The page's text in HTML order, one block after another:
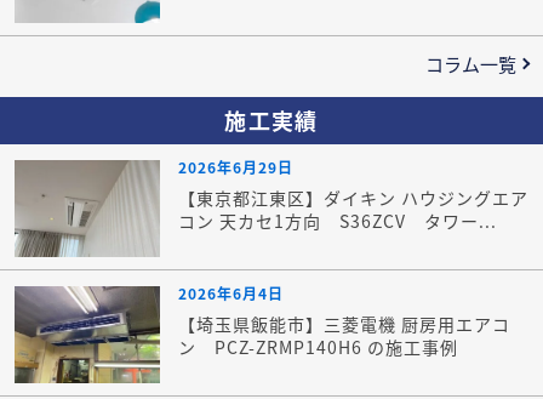
コラム一覧
施工実績
2026年6月29日
【東京都江東区】ダイキン ハウジングエア
コン 天カセ1方向 S36ZCV タワー...
2026年6月4日
【埼玉県飯能市】三菱電機 厨房用エアコ
ン PCZ-ZRMP140H6 の施工事例